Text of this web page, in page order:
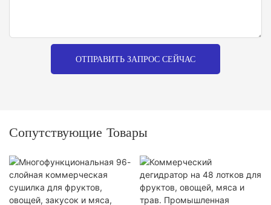
ОТПРАВИТЬ ЗАПРОС СЕЙЧАС
Сопутствующие Товары